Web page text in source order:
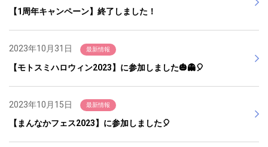
【1周年キャンペーン】終了しました！
2023年10月31日 最新情報
【モトスミハロウィン2023】に参加しました🎃👻🎈
2023年10月15日 最新情報
【まんなかフェス2023】に参加しました🎈